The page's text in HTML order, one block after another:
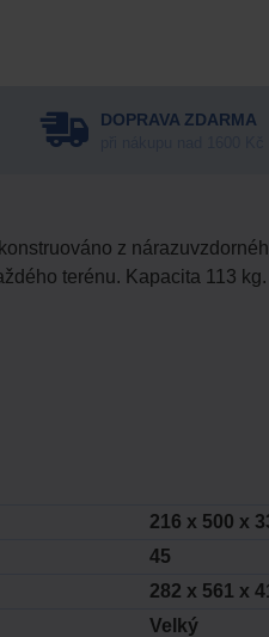
DOPRAVA ZDARMA
z
terénu. Kapacita 113
216 x 500 x
45
282 x 561 x
Velký